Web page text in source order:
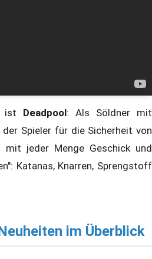
ist Deadpool: Als Söldner mit
Spieler für die Sicherheit von
mit jeder Menge Geschick und
Katanas, Knarren, Sprengstoff
im Überblick